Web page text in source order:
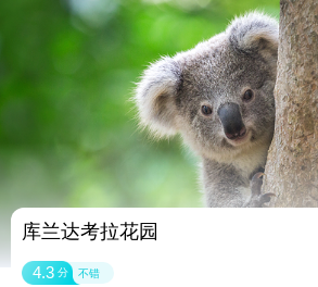
库兰达考拉花园
4.3 分 不错